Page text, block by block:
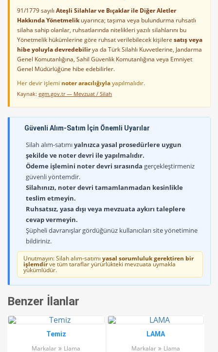
91/1779 sayılı Ateşli Silahlar ve Bıçaklar ile Diğer Aletler
Hakkında Yönetmelikuyarınca; taşıma veya bulundurma ruhsatlı
silaha sahip olanlar, ruhsatlarında nitelikleri yazılı silahlarını bu
Yönetmelik hükümlerine göre ruhsat verilebilecek kişilere satış veya
hibe yoluyla devredebilirya da Türk Silahlı Kuvvetlerine, Jandarma
Genel Komutanlığına, Sahil Güvenlik Komutanlığına veya Emniyet
Genel Müdürlüğüne hibe edebilirler.
Her devir işlemi noter aracılığıylayapılmalıdır.
Kaynak: egm.gov.tr — Mevzuat / Silah
Güvenli Alım-Satım İçin Önemli Uyarılar
Silah alım-satımıyalnızca yasal prosedürlere uygun
şekilde ve noter devri ile yapılmalıdır.
Ödeme işlemini noter devri sırasında gerçekleştirmeniz
güvenli yöntemdir.
Silahınızı, noter devri tamamlanmadan kesinlikle
teslim etmeyin.
Ruhsatsız, yasa dışı veya mevzuata aykırı taleplere
cevap vermeyin.
Şüpheli davranışlar gördüğünüz kullanıcıları site yönetimine
bildiriniz.
Unutmayın: Silah alım-satımı yasal sorumluluk gerektiren bir
işlemdirve tüm taraflar yürürlükteki mevzuata uymakla
yükümlüdür.
Benzer İlanlar
Temiz
Markalar Llama
LAMA
Markalar Llama